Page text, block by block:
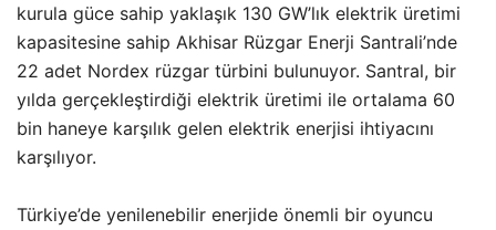
kurula güce sahip yaklaşık 130 GW’lık elektrik üretimi
kapasitesine sahip Akhisar Rüzgar Enerji Santrali’nde
22 adet Nordex rüzgar türbini bulunuyor. Santral, bir
yılda gerçekleştirdiği elektrik üretimi ile ortalama 60
bin haneye karşılık gelen elektrik enerjisi ihtiyacını
karşılıyor.
Türkiye’de yenilenebilir enerjide önemli bir oyuncu